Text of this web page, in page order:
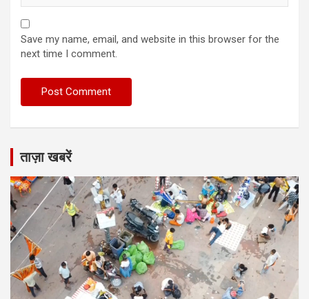
Save my name, email, and website in this browser for the
next time I comment.
ताज़ा खबरें